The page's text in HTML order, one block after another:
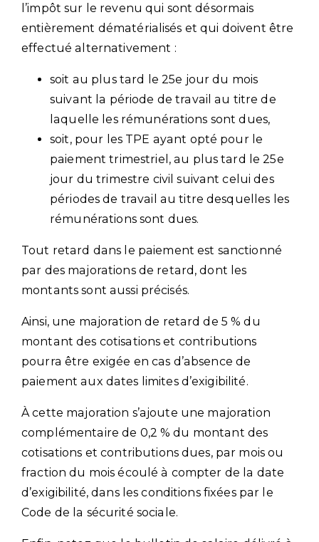
l’impôt sur le revenu qui sont désormais
entièrement dématérialisés et qui doivent être
effectué alternativement :
soit au plus tard le 25e jour du mois
suivant la période de travail au titre de
laquelle les rémunérations sont dues,
soit, pour les TPE ayant opté pour le
paiement trimestriel, au plus tard le 25e
jour du trimestre civil suivant celui des
périodes de travail au titre desquelles les
rémunérations sont dues.
Tout retard dans le paiement est sanctionné
par des majorations de retard, dont les
montants sont aussi précisés.
Ainsi, une majoration de retard de 5 % du
montant des cotisations et contributions
pourra être exigée en cas d’absence de
paiement aux dates limites d’exigibilité.
À cette majoration s’ajoute une majoration
complémentaire de 0,2 % du montant des
cotisations et contributions dues, par mois ou
fraction du mois écoulé à compter de la date
d’exigibilité, dans les conditions fixées par le
Code de la sécurité sociale.